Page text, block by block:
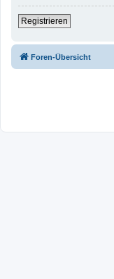
Registrieren
Foren-Übersicht